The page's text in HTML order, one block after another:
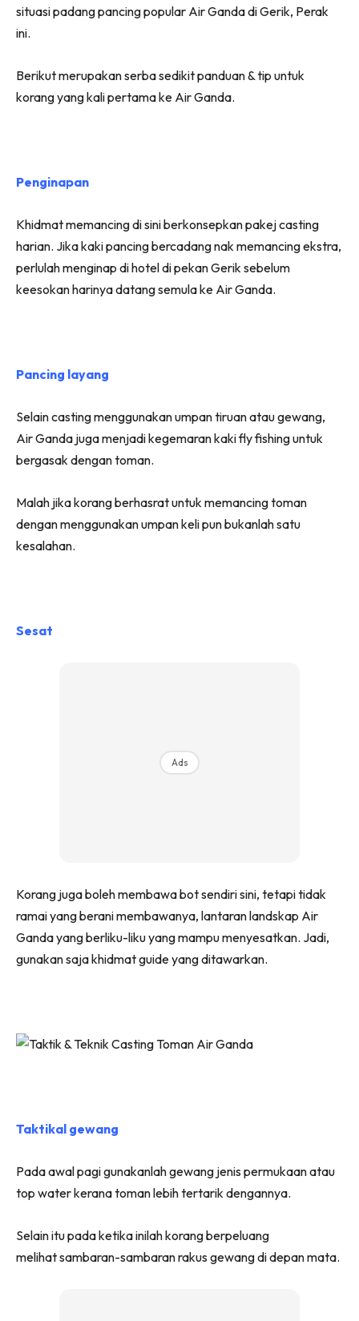
situasi padang pancing popular Air Ganda di Gerik, Perak
ini.
Berikut merupakan serba sedikit panduan & tip untuk
korang yang kali pertama ke Air Ganda.
Penginapan
Khidmat memancing di sini berkonsepkan pakej casting
harian. Jika kaki pancing bercadang nak memancing ekstra,
perlulah menginap di hotel di pekan Gerik sebelum
keesokan harinya datang semula ke Air Ganda.
Pancing layang
Selain casting menggunakan umpan tiruan atau gewang,
Air Ganda juga menjadi kegemaran kaki fly fishing untuk
bergasak dengan toman.
Malah jika korang berhasrat untuk memancing toman
dengan menggunakan umpan keli pun bukanlah satu
kesalahan.
Sesat
Ads
Korang juga boleh membawa bot sendiri sini, tetapi tidak
ramai yang berani membawanya, lantaran landskap Air
Ganda yang berliku-liku yang mampu menyesatkan. Jadi,
gunakan saja khidmat guide yang ditawarkan.
Taktikal gewang
Pada awal pagi gunakanlah gewang jenis permukaan atau
top water kerana toman lebih tertarik dengannya.
Selain itu pada ketika inilah korang berpeluang
melihat sambaran-sambaran rakus gewang di depan mata.